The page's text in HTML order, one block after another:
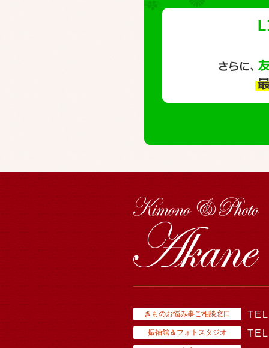
きものお悩み事ご相談窓口
振袖館＆フォトスタジオ